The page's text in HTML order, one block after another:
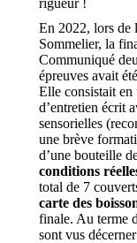
En 2022, lors de
Sommelier, la
Communiqué
épreuves avait
Elle consistait en
d’entretien écrit
sensorielles
une brève
d’une bouteille
conditions
total de 7
carte des
finale. Au terme
sont vus